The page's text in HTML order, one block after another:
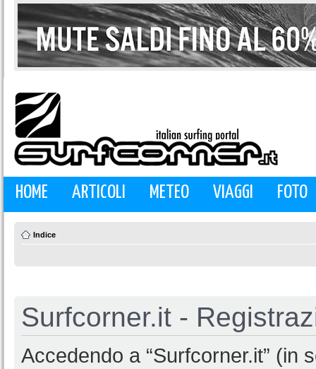
HOME ARTICOLI METEO VIAGGI FOTO
Indice
Surfcorner.it -
Accedendo a “Surfcorner.it” (in